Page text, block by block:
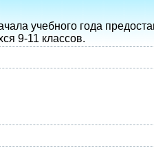
учебного года
9-11 классов.